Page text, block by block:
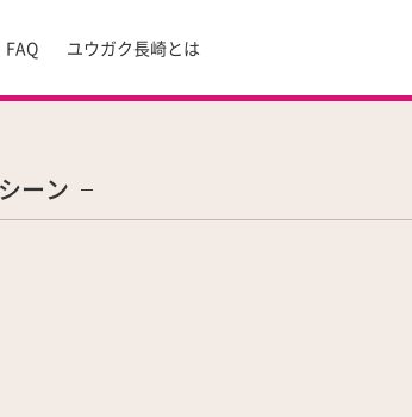
FAQ ユウガク長崎とは
ーン